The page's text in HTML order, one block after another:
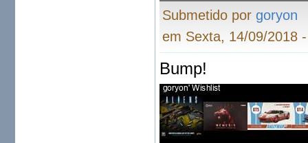
Submetido porgoryon
em Sexta, 14/09/2018
Bump!